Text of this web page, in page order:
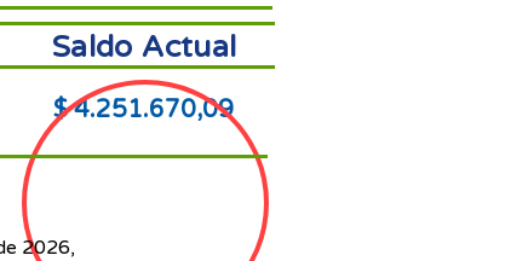
Saldo Actual
$ 4.251.670,09
2026,